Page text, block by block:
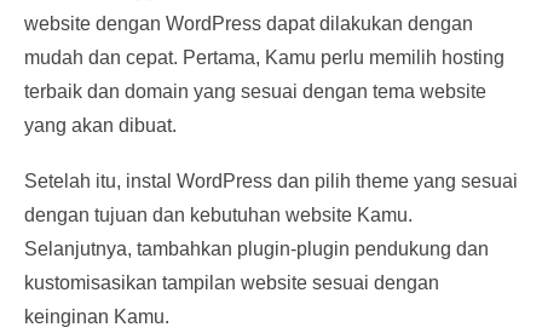
website dengan WordPress dapat dilakukan dengan
mudah dan cepat. Pertama, Kamu perlu memilih hosting
terbaik dan domain yang sesuai dengan tema website
yang akan dibuat.
Setelah itu, instal WordPress dan pilih theme yang sesuai
dengan tujuan dan kebutuhan website Kamu.
Selanjutnya, tambahkan plugin-plugin pendukung dan
kustomisasikan tampilan website sesuai dengan
keinginan Kamu.